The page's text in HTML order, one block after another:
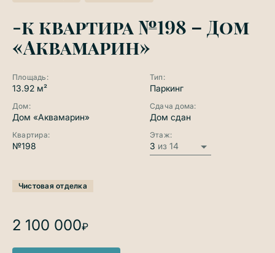
-к квартира №198 – Дом
«Аквамарин»
Площадь:
13.92 м²
Тип:
Паркинг
Дом:
Дом «Аквамарин»
Сдача дома:
Дом сдан
Квартира:
№198
Этаж:
3 из 14
Чистовая отделка
2 100 000₽